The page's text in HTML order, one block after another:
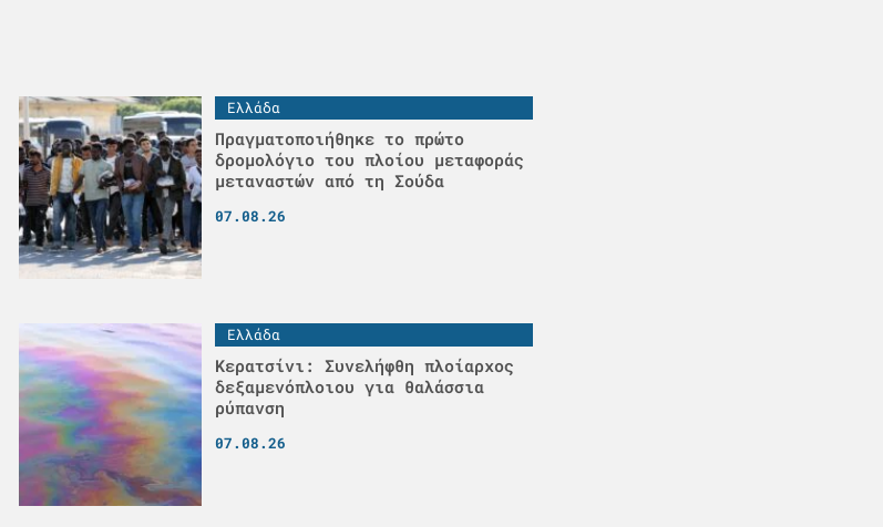
Ελλάδα
Πραγματοποιήθηκε το πρώτο
δρομολόγιο του πλοίου μεταφοράς
μεταναστών από τη Σούδα
07.08.26
Ελλάδα
Κερατσίνι: Συνελήφθη πλοίαρχος
δεξαμενόπλοιου για θαλάσσια
ρύπανση
07.08.26